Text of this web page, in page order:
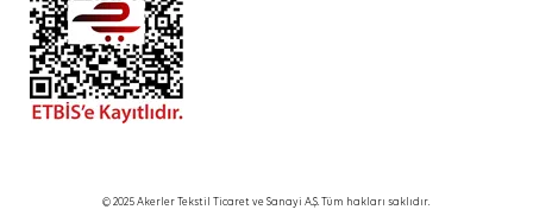
© 2025 Akerler Tekstil Ticaret ve Sanayi A.Ş. Tüm hakları saklıdır.